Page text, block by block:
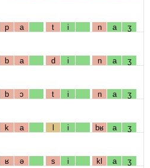
p a t i n a ʒ
b a d i n a ʒ
b ɔ t i n a ʒ
k a l i bʁ a ʒ
ʁ ə s i kl a ʒ